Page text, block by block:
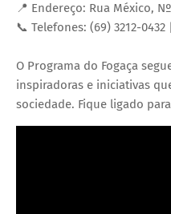
📍 Endereço: Rua México,
📞 Telefones: (69) 3212-0432
O Programa do Fogaça
inspiradoras e iniciativas
sociedade. Fique ligado